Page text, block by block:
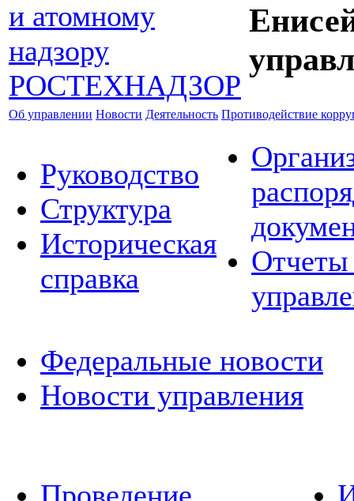
Об управлении Новости Деятельность Противодействие
Руководство
Структура
Историческая
справка
Отчеты
Федеральные новости
Новости управления